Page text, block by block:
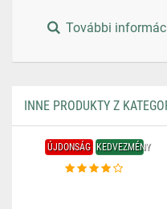
További
INNE PRODUKTY Z
ÚJDONSÁG KEDVEZMÉNY